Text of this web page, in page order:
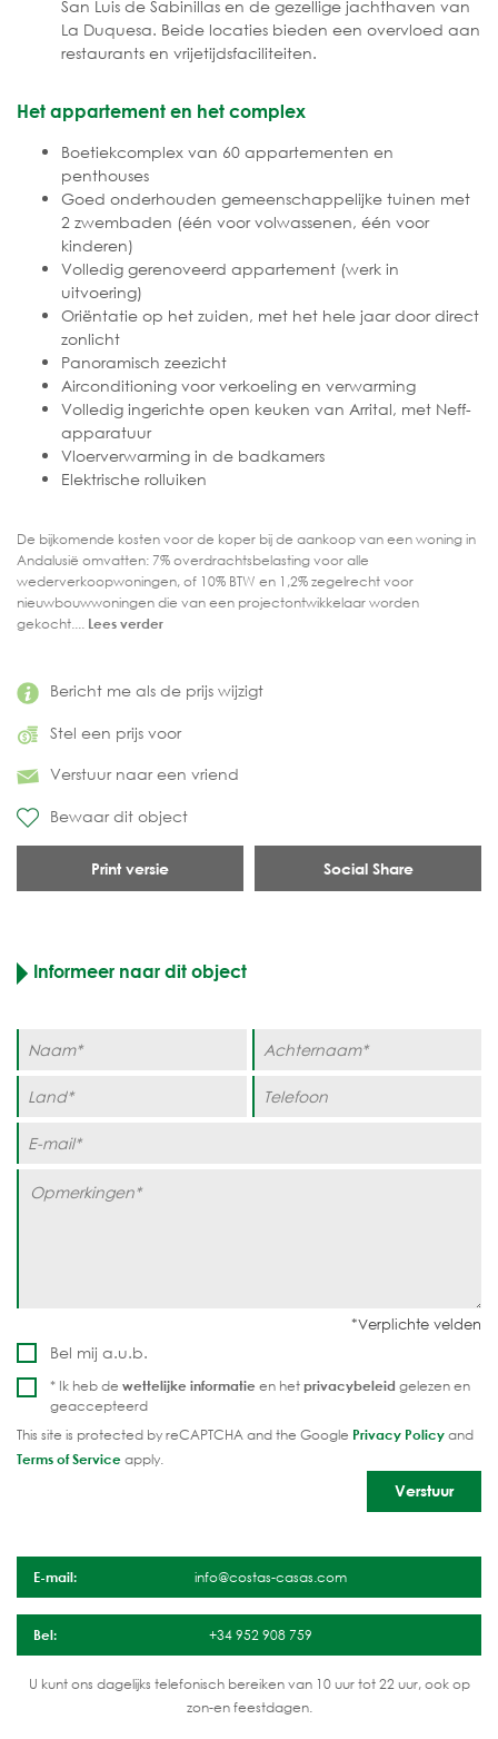
Bericht me als de prijs wijzigt
Stel een prijs voor
Verstuur naar een vriend
Bewaar dit object
Print versie Social Share
San Luis de Sabinillas en de gezellige jachthaven van
La Duquesa. Beide locaties bieden een overvloed aan
restaurants en vrijetijdsfaciliteiten.
Het appartement en het complex
Boetiekcomplex van 60 appartementen en
penthouses
Goed onderhouden gemeenschappelijke tuinen met
2 zwembaden (één voor volwassenen, één voor
kinderen)
Volledig gerenoveerd appartement (werk in
uitvoering)
Oriëntatie op het zuiden, met het hele jaar door direct
zonlicht
Panoramisch zeezicht
Airconditioning voor verkoeling en verwarming
Volledig ingerichte open keuken van Arrital, met Neff-
apparatuur
Vloerverwarming in de badkamers
Elektrische rolluiken
De bijkomende kosten voor de koper bij de aankoop van een woning in
Andalusië omvatten: 7% overdrachtsbelasting voor alle
wederverkoopwoningen, of 10% BTW en 1,2% zegelrecht voor
nieuwbouwwoningen die van een projectontwikkelaar worden
gekocht.... Lees verder
Informeer naar dit object
Bel mij a.u.b.
* Ik heb de wettelijke informatie en hetprivacybeleid gelezen en
geaccepteerd
This site is protected by reCAPTCHA and the Google Privacy Policyand
Terms of Serviceapply.
E-mail: info@costas-casas.com
Bel: +34 952 908 759
U kunt ons dagelijks telefonisch bereiken van 10 uur tot 22 uur, ook op
zon-en feestdagen.